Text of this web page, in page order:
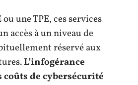
une TPE, ces services
accès à un niveau de
réservé aux
L’infogérance
de cybersécurité